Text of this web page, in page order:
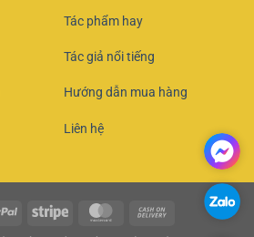
Tác phẩm hay
Tác giả nổi tiếng
Hướng dẫn mua hàng
Liên hệ